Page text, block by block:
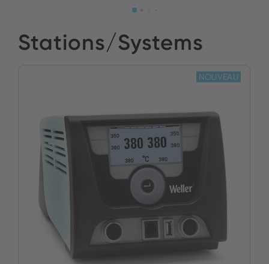
Stations/Systems
NOUVEAU